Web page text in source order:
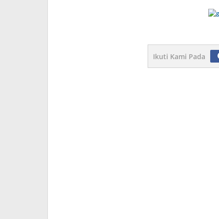
Ikuti Kami Pada